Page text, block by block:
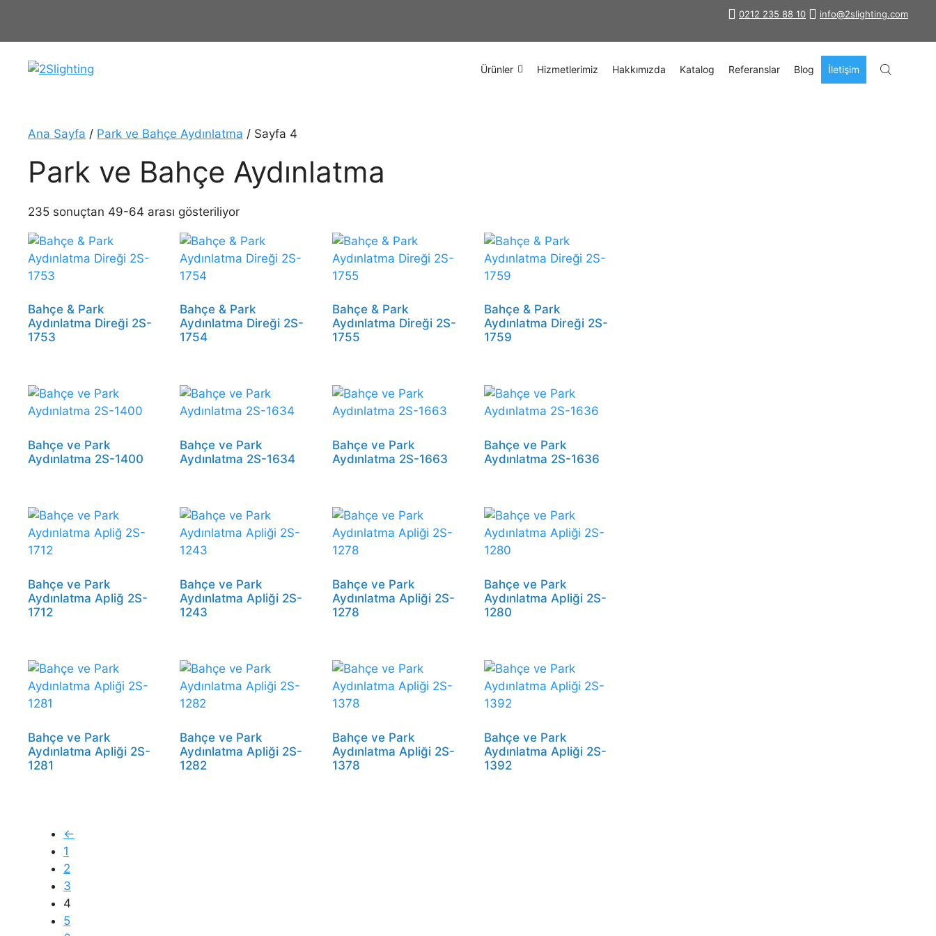
info@2slighting.com
0212 235 88 10
Ürünler Hizmetlerimiz Hakkımızda Katalog Referanslar Blog İletişim
Ana Sayfa / Park ve Bahçe Aydınlatma / Sayfa 4
Park ve Bahçe Aydınlatma
235 sonuçtan 49-64 arası gösteriliyor
Bahçe & Park
Aydınlatma Direği 2S-
1753
Bahçe & Park
Aydınlatma Direği 2S-
1754
Bahçe & Park
Aydınlatma Direği 2S-
1755
Bahçe & Park
Aydınlatma Direği 2S-
1759
Bahçe ve Park
Aydınlatma 2S-1400
Bahçe ve Park
Aydınlatma 2S-1634
Bahçe ve Park
Aydınlatma 2S-1663
Bahçe ve Park
Aydınlatma 2S-1636
Bahçe ve Park
Aydınlatma Apliğ 2S-
1712
Bahçe ve Park
Aydınlatma Apliği 2S-
1243
Bahçe ve Park
Aydınlatma Apliği 2S-
1278
Bahçe ve Park
Aydınlatma Apliği 2S-
1280
Bahçe ve Park
Aydınlatma Apliği 2S-
1281
Bahçe ve Park
Aydınlatma Apliği 2S-
1282
Bahçe ve Park
Aydınlatma Apliği 2S-
1378
Bahçe ve Park
Aydınlatma Apliği 2S-
1392
←
1
2
3
4
5